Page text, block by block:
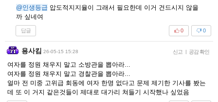
@인생등급 압도적지지율이 그래서 필요한데 이거 건드시지 않을
까 싶네여
답글 0
0
용사킴 26-05-15 15:28 신고 | 공감 확인
여자를 정원 채우지 말고 소방관을 뽑아라...
여자를 정원 채우지 말고 경찰관을 뽑아라...
얼마 전 미중 고위급 회동에 여자 한명 없다고 문제 제기한 기사를 봤는
데 또 이 거지 같은것들이 제대로 대가리 쳐들기 시작했나 싶었음